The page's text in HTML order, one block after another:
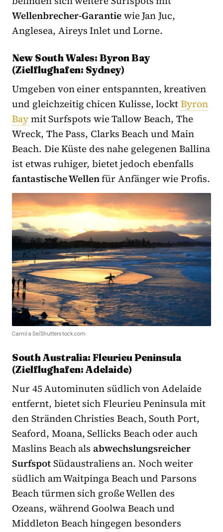
Wellenbrecher-Garantiewie Jan Juc,
Anglesea, Aireys Inlet und Lorne.
New South Wales: Byron Bay
(Zielflughafen: Sydney)
Umgeben von einer entspannten, kreativen
und gleichzeitig chicen Kulisse, locktByron
Baymit Surfspots wie Tallow Beach, The
Wreck, The Pass, Clarks Beach und Main
Beach. Die Küste des nahe gelegenen Ballina
ist etwas ruhiger, bietet jedoch ebenfalls
fantastische Wellenfür Anfänger wie Profis.
Camila Se/Shutterstock.com
South Australia: Fleurieu Peninsula
(Zielflughafen: Adelaide)
Nur 45 Autominuten südlich von Adelaide
entfernt, bietet sich Fleurieu Peninsula mit
den Stränden Christies Beach, South Port,
Seaford, Moana, Sellicks Beach oder auch
Maslins Beach als abwechslungsreicher
SurfspotSüdaustraliens an. Noch weiter
südlich am Waitpinga Beach und Parsons
Beach türmen sich große Wellen des
Ozeans, während Goolwa Beach und
Middleton Beach hingegen besonders